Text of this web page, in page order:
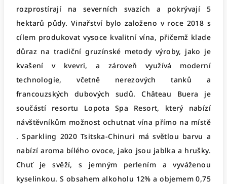
rozprostírají na severních svazích a pokrývají 5
hektarů půdy. Vinařství bylo založeno v roce 2018 s
cílem produkovat vysoce kvalitní vína, přičemž klade
důraz na tradiční gruzínské metody výroby, jako je
kvašení v kvevri, a zároveň využívá moderní
technologie, včetně nerezových tanků a
francouzských dubových sudů. Château Buera je
součástí resortu Lopota Spa Resort, který nabízí
návštěvníkům možnost ochutnat vína přímo na místě
. Sparkling 2020 Tsitska-Chinuri má světlou barvu a
nabízí aroma bílého ovoce, jako jsou jablka a hrušky.
Chuť je svěží, s jemným perlením a vyváženou
kyselinkou. S obsahem alkoholu 12% a objemem 0,75